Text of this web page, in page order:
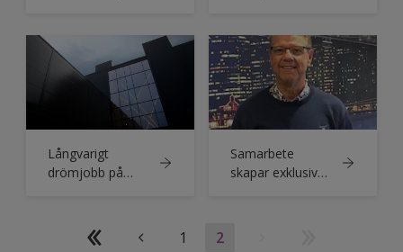
applicera och lätt
att arbeta med
Långvarigt
drömjobb på
Samarbete
skapar exklusiv
1 2